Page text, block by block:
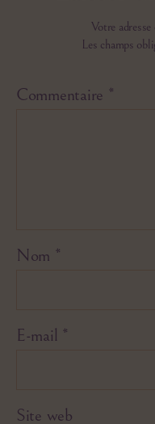
Votre
Les champs
Commentaire *
Nom *
E-mail *
Site web